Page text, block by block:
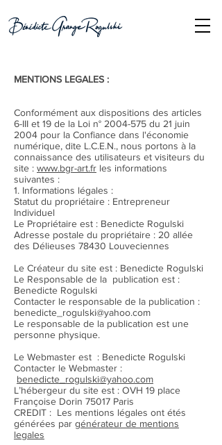
MENTIONS LEGALES :
Conformément aux dispositions des articles
6-III et 19 de la Loi n° 2004-575 du 21 juin
2004 pour la Confiance dans l'économie
numérique, dite L.C.E.N., nous portons à la
connaissance des utilisateurs et visiteurs du
site : www.bgr-art.fr les informations
suivantes :
1. Informations légales :
Statut du propriétaire : Entrepreneur
Individuel
Le Propriétaire est : Benedicte Rogulski
Adresse postale du propriétaire : 20 allée
des Délieuses 78430 Louveciennes
Le Créateur du site est : Benedicte Rogulski
Le Responsable de la publication est :
Benedicte Rogulski
Contacter le responsable de la publication :
benedicte_rogulski@yahoo.com
Le responsable de la publication est une
personne physique.
Le Webmaster est : Benedicte Rogulski
Contacter le Webmaster :
benedicte_rogulski@yahoo.com
L’hébergeur du site est : OVH 19 place
Françoise Dorin 75017 Paris
CREDIT : Les mentions légales ont étés
générées par générateur de mentions
legales